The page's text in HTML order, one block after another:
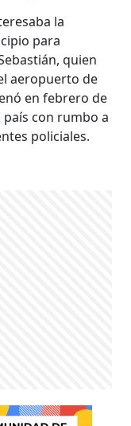
la
para
quien
aeropuerto de
en febrero de
país con rumbo a
policiales.